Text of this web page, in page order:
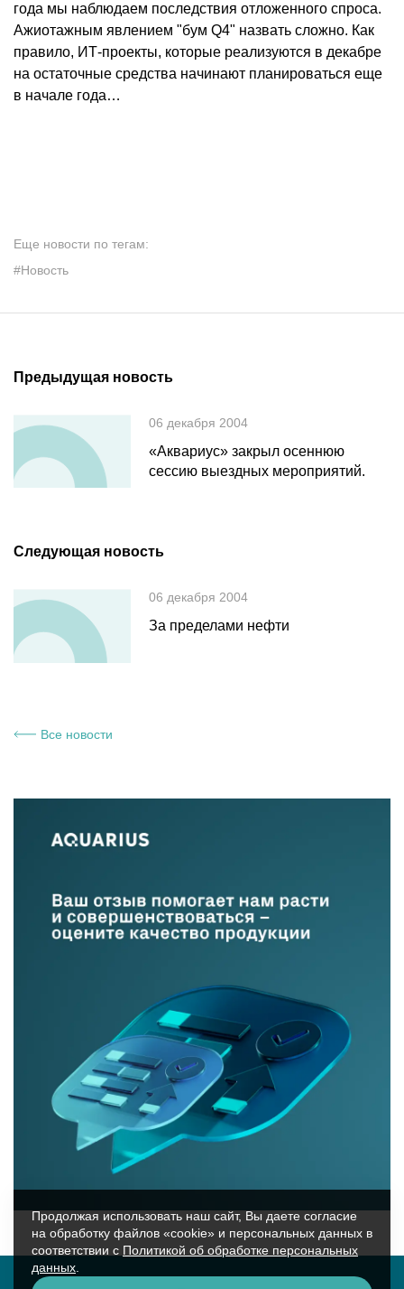
года мы наблюдаем последствия отложенного спроса.
Ажиотажным явлением "бум Q4" назвать сложно. Как
правило, ИТ-проекты, которые реализуются в декабре
на остаточные средства начинают планироваться еще
в начале года…
Еще новости по тегам:
#Новость
Предыдущая новость
06 декабря 2004
«Аквариус» закрыл осеннюю
сессию выездных мероприятий.
Следующая новость
06 декабря 2004
За пределами нефти
Все новости
Продолжая использовать наш сайт, Вы даете согласие
на обработку файлов «cookie» и персональных данных в
соответствии с Политикой об обработке персональных
данных